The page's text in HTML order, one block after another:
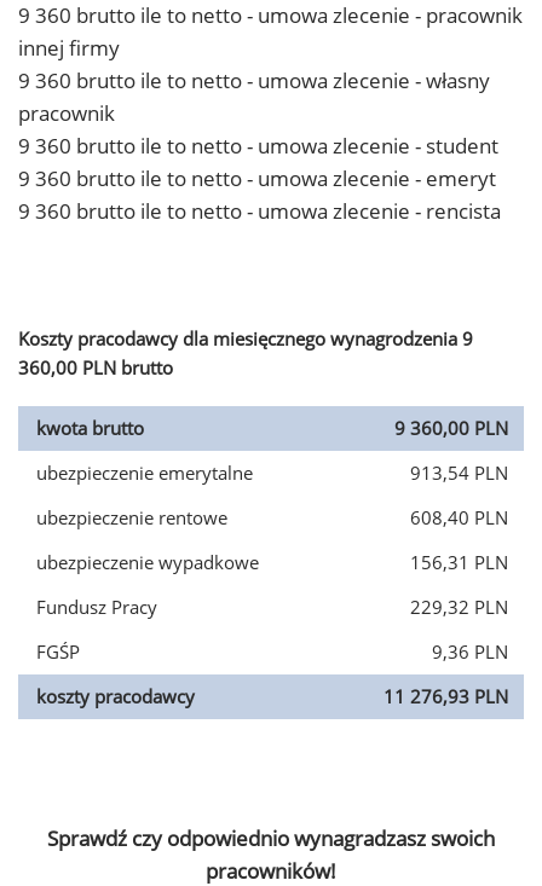
9 360 brutto ile to netto - umowa zlecenie - pracownik
innej firmy
9 360 brutto ile to netto - umowa zlecenie - własny
pracownik
9 360 brutto ile to netto - umowa zlecenie - student
9 360 brutto ile to netto - umowa zlecenie - emeryt
9 360 brutto ile to netto - umowa zlecenie - rencista
Koszty pracodawcy dla miesięcznego wynagrodzenia 9
360,00 PLN brutto
kwota brutto
9 360,00 PLN
ubezpieczenie emerytalne
913,54 PLN
ubezpieczenie rentowe
608,40 PLN
ubezpieczenie wypadkowe
156,31 PLN
Fundusz Pracy
229,32 PLN
FGŚP
9,36 PLN
koszty pracodawcy
11 276,93 PLN
Sprawdź czy odpowiednio wynagradzasz swoich
pracowników!